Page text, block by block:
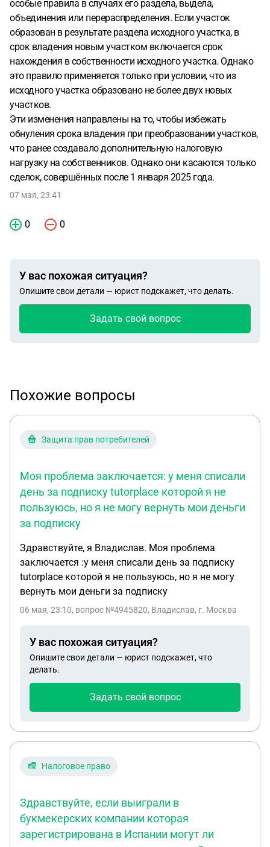
особые правила в случаях его раздела, выдела,
объединения или перераспределения. Если участок
образован в результате раздела исходного участка, в
срок владения новым участком включается срок
нахождения в собственности исходного участка. Однако
это правило применяется только при условии, что из
исходного участка образовано не более двух новых
участков.
Эти изменения направлены на то, чтобы избежать
обнуления срока владения при преобразовании участков,
что ранее создавало дополнительную налоговую
нагрузку на собственников. Однако они касаются только
сделок, совершённых после 1 января 2025 года.
07 мая, 23:41
0 0
У вас похожая ситуация?
Опишите свои детали — юрист подскажет, что делать.
Задать свой вопрос
Похожие вопросы
Защита прав потребителей
Моя проблема заключается: у меня списали
день за подписку tutorplace которой я не
пользуюсь, но я не могу вернуть мои деньги
за подписку
Здравствуйте, я Владислав. Моя проблема
заключается :у меня списали день за подписку
tutorplace которой я не пользуюсь, но я не могу
вернуть мои деньги за подписку
06 мая, 23:10, вопрос №4945820, Владислав, г. Москва
У вас похожая ситуация?
Опишите свои детали — юрист подскажет, что
делать.
Задать свой вопрос
Налоговое право
Здравствуйте, если выиграли в
букмекерских компании которая
зарегистрирована в Испании могут ли